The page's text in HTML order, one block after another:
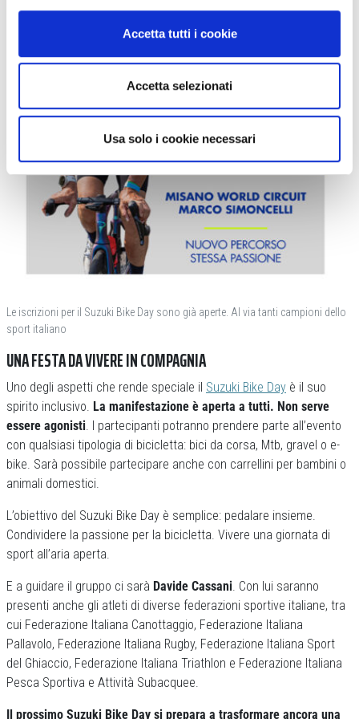
Accetta tutti i cookie
Accetta selezionati
Usa solo i cookie necessari
Le iscrizioni per il Suzuki Bike Day sono già aperte. Al via tanti campioni dello
sport italiano
UNA FESTA DA VIVERE IN COMPAGNIA
Uno degli aspetti che rende speciale il Suzuki Bike Day è il suo
spirito inclusivo. La manifestazione è aperta a tutti. Non serve
essere agonisti. I partecipanti potranno prendere parte all’evento
con qualsiasi tipologia di bicicletta: bici da corsa, Mtb, gravel o e-
bike. Sarà possibile partecipare anche con carrellini per bambini o
animali domestici.
L’obiettivo del Suzuki Bike Day è semplice: pedalare insieme.
Condividere la passione per la bicicletta. Vivere una giornata di
sport all’aria aperta.
E a guidare il gruppo ci sarà Davide Cassani. Con lui saranno
presenti anche gli atleti di diverse federazioni sportive italiane, tra
cui Federazione Italiana Canottaggio, Federazione Italiana
Pallavolo, Federazione Italiana Rugby, Federazione Italiana Sport
del Ghiaccio, Federazione Italiana Triathlon e Federazione Italiana
Pesca Sportiva e Attività Subacquee.
Il prossimo Suzuki Bike Day si prepara a trasformare ancora una